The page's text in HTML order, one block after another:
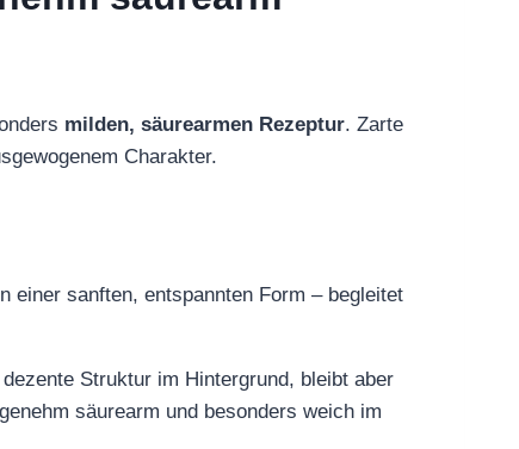
milden, säurearmen Rezeptur. Zarte
Charakter.
einer sanften, entspannten Form – begleitet
Struktur im Hintergrund, bleibt aber
säurearm und besonders weich im